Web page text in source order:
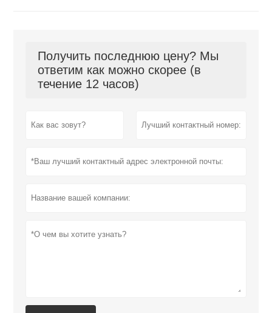
Получить последнюю цену? Мы
ответим как можно скорее (в
течение 12 часов)